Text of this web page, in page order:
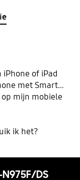
of iPad
met Smart
mijn mobiele
ik het?
DS